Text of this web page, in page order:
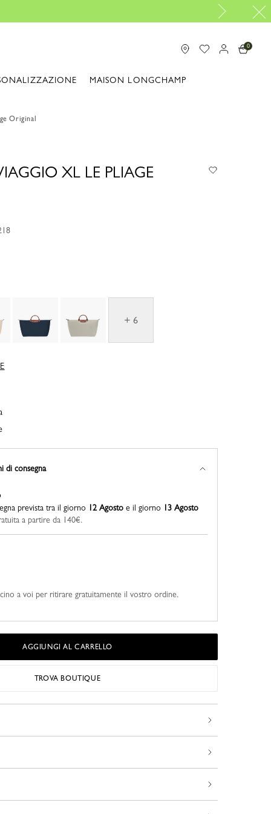
0
MAISON LONGCHAMP
Original
XL LE PLIAGE
+ 6
di consegna
a voi per ritirare gratuitamente il vostro ordine.
prevista tra il giorno 12 Agostoe il giorno 13 Agosto
a partire da 140€.
AGGIUNGI AL CARRELLO
TROVA BOUTIQUE